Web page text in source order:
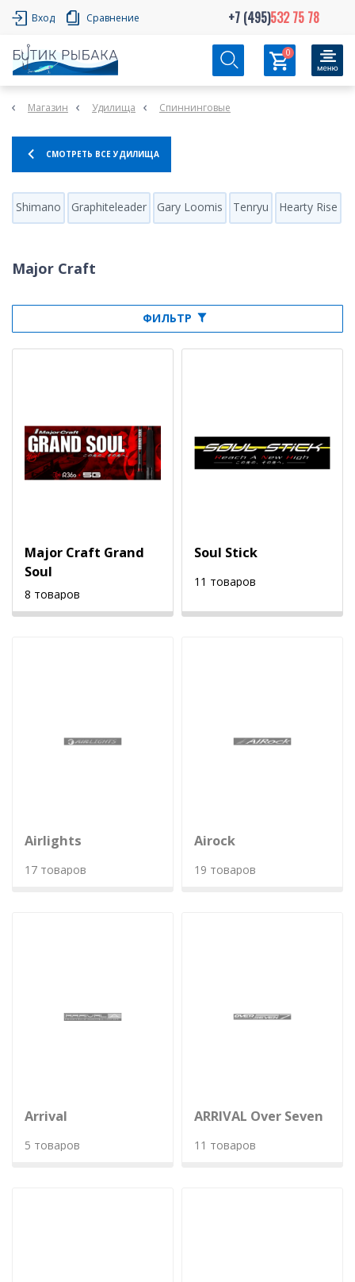
Вход Сравнение +7 (495)532 75 78
0
Магазин Удилища Спиннинговые
СМОТРЕТЬ ВСЕ УДИЛИЩА
Shimano Graphiteleader Gary Loomis Tenryu Hearty Rise
Major Craft
ФИЛЬТР
Major Craft Grand
Soul
8 товаров
Soul Stick
11 товаров
Airlights
17 товаров
Airock
19 товаров
Arrival
5 товаров
ARRIVAL Over Seven
11 товаров